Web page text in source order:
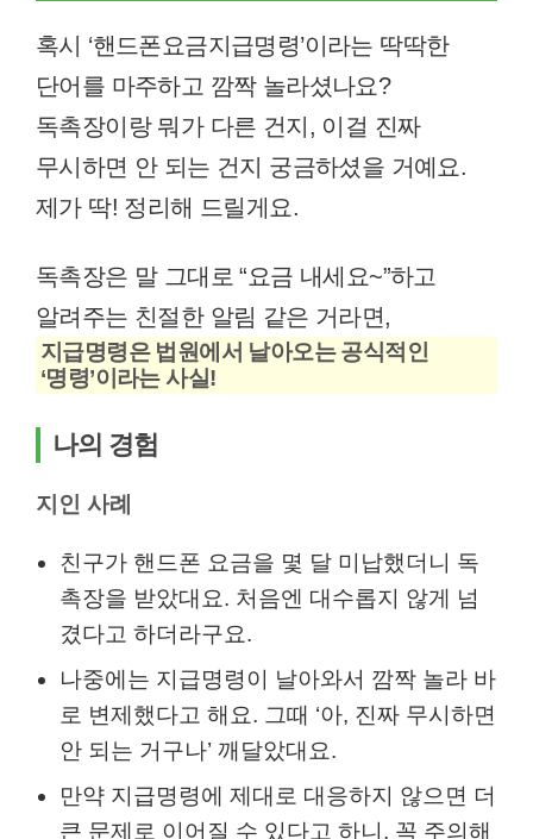
혹시 ‘핸드폰요금지급명령’이라는 딱딱한
단어를 마주하고 깜짝 놀라셨나요?
독촉장이랑 뭐가 다른 건지, 이걸 진짜
무시하면 안 되는 건지 궁금하셨을 거예요.
제가 딱! 정리해 드릴게요.
독촉장은 말 그대로 “요금 내세요~”하고
알려주는 친절한 알림 같은 거라면,
지급명령은 법원에서 날아오는 공식적인
‘명령’이라는 사실!
나의 경험
지인 사례
친구가 핸드폰 요금을 몇 달 미납했더니 독
촉장을 받았대요. 처음엔 대수롭지 않게 넘
겼다고 하더라구요.
나중에는 지급명령이 날아와서 깜짝 놀라 바
로 변제했다고 해요. 그때 ‘아, 진짜 무시하면
안 되는 거구나’ 깨달았대요.
만약 지급명령에 제대로 대응하지 않으면 더
큰 문제로 이어질 수 있다고 하니, 꼭 주의해